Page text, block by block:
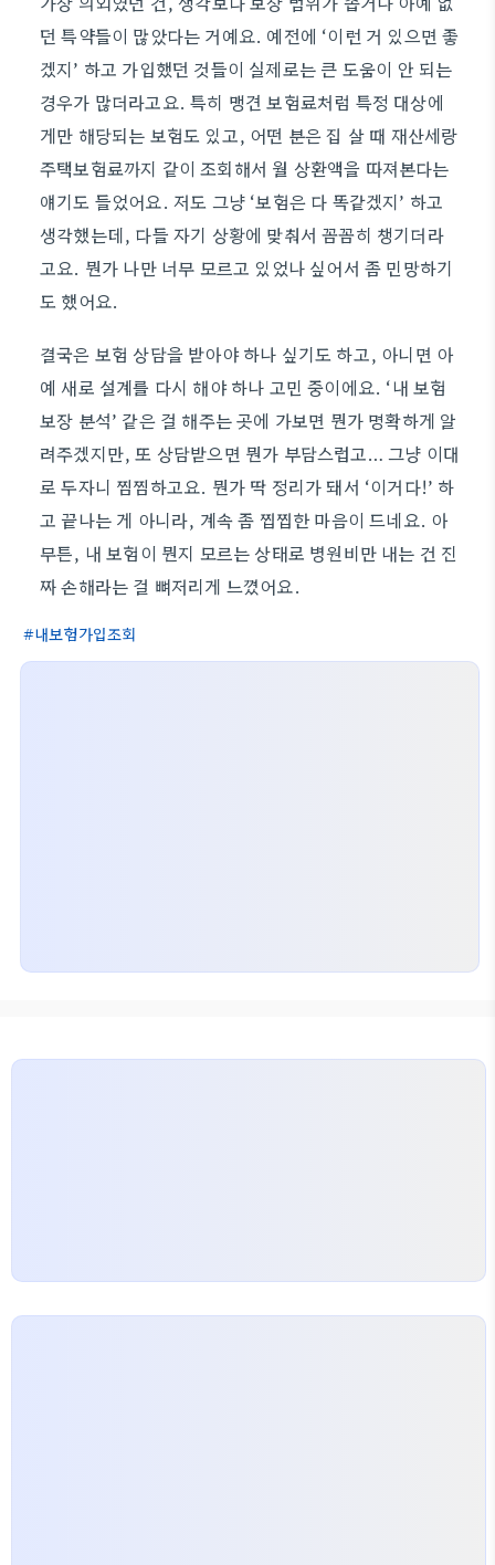
던 특약들이 많았다는 거예요. 예전에 ‘이런 거 있으면 좋
겠지’ 하고 가입했던 것들이 실제로는 큰 도움이 안 되는
경우가 많더라고요. 특히 맹견 보험료처럼 특정 대상에
게만 해당되는 보험도 있고, 어떤 분은 집 살 때 재산세랑
주택보험료까지 같이 조회해서 월 상환액을 따져본다는
얘기도 들었어요. 저도 그냥 ‘보험은 다 똑같겠지’ 하고
생각했는데, 다들 자기 상황에 맞춰서 꼼꼼히 챙기더라
고요. 뭔가 나만 너무 모르고 있었나 싶어서 좀 민망하기
도 했어요.
결국은 보험 상담을 받아야 하나 싶기도 하고, 아니면 아
예 새로 설계를 다시 해야 하나 고민 중이에요. ‘내 보험
보장 분석’ 같은 걸 해주는 곳에 가보면 뭔가 명확하게 알
려주겠지만, 또 상담받으면 뭔가 부담스럽고… 그냥 이대
로 두자니 찜찜하고요. 뭔가 딱 정리가 돼서 ‘이거다!’ 하
고 끝나는 게 아니라, 계속 좀 찝찝한 마음이 드네요. 아
무튼, 내 보험이 뭔지 모르는 상태로 병원비만 내는 건 진
짜 손해라는 걸 뼈저리게 느꼈어요.
내보험가입조회